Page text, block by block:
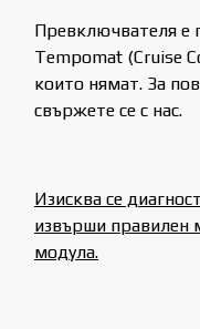
Превключвателя е
Tempomat (Cruise
които нямат. За
свържете се с нас.
Изисква се
извърши правилен
модула.